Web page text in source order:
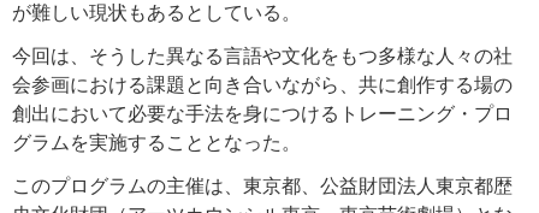
が難しい現状もあるとしている。
今回は、そうした異なる言語や文化をもつ多様な人々の社
会参画における課題と向き合いながら、共に創作する場の
創出において必要な手法を身につけるトレーニング・プロ
グラムを実施することとなった。
このプログラムの主催は、東京都、公益財団法人東京都歴